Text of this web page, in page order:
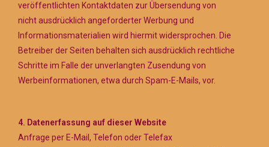
veröffentlichten Kontaktdaten zur Übersendung von
nicht ausdrücklich angeforderter Werbung und
Informationsmaterialien wird hiermit widersprochen. Die
Betreiber der Seiten behalten sich ausdrücklich rechtliche
Schritte im Falle der unverlangten Zusendung von
Werbeinformationen, etwa durch Spam-E-Mails, vor.
4. Datenerfassung auf dieser Website
Anfrage per E-Mail, Telefon oder Telefax